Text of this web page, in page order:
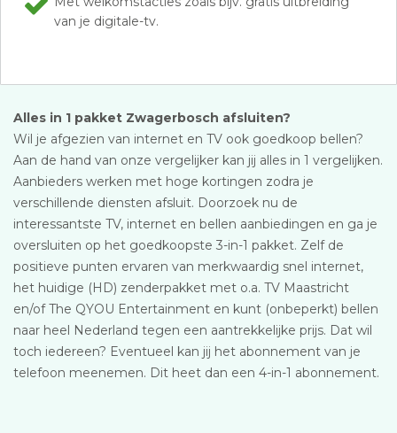
van je digitale-tv.
Alles in 1 pakket Zwagerbosch afsluiten?
Wil je afgezien van internet en TV ook goedkoop bellen?
Aan de hand van onze vergelijker kan jij alles in 1 vergelijken.
Aanbieders werken met hoge kortingen zodra je
verschillende diensten afsluit. Doorzoek nu de
interessantste TV, internet en bellen aanbiedingen en ga je
oversluiten op het goedkoopste 3-in-1 pakket. Zelf de
positieve punten ervaren van merkwaardig snel internet,
het huidige (HD) zenderpakket met o.a. TV Maastricht
en/of The QYOU Entertainment en kunt (onbeperkt) bellen
naar heel Nederland tegen een aantrekkelijke prijs. Dat wil
toch iedereen? Eventueel kan jij het abonnement van je
telefoon meenemen. Dit heet dan een 4-in-1 abonnement.